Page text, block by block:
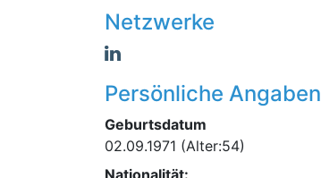
Netzwerke
Persönliche Angaben
Geburtsdatum
02.09.1971 (Alter:54)
Nationalität: